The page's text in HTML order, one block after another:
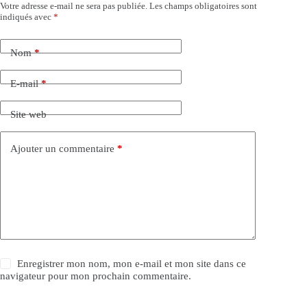
Votre adresse e-mail ne sera pas publiée. Les champs obligatoires sont
indiqués avec *
Nom*
E-mail*
Site web
Ajouter un commentaire *
Enregistrer mon nom, mon e-mail et mon site dans ce
navigateur pour mon prochain commentaire.